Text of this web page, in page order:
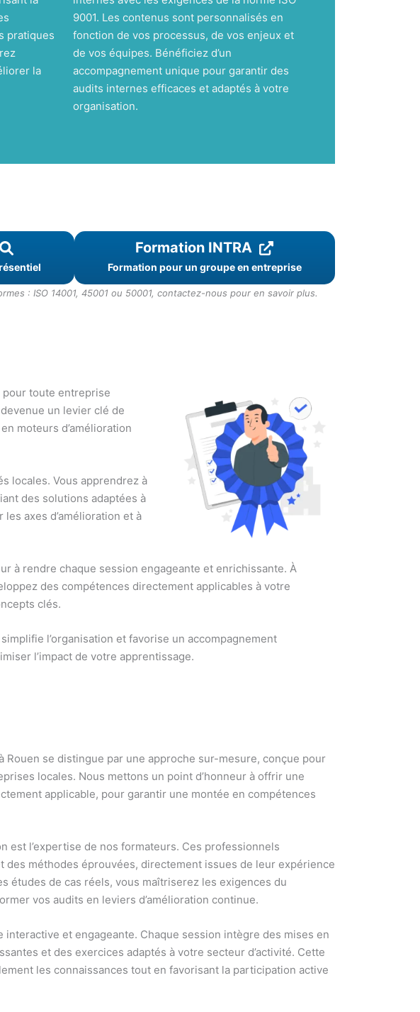
pratiques
la
9001. Les contenus sont personnalisés en
fonction de vos processus, de vos enjeux et
de vos équipes. Bénéficiez d’un
accompagnement unique pour garantir des
audits internes efficaces et adaptés à votre
organisation.
Formation INTRA
Formation pour un groupe en entreprise
: ISO 14001, 45001 ou 50001, contactez-nous pour en savoir plus.
toute entreprise
un levier clé de
moteurs d’amélioration
locales. Vous apprendrez à
des solutions adaptées à
axes d’amélioration et à
à rendre chaque session engageante et enrichissante. À
des compétences directement applicables à votre
clés.
l’organisation et favorise un accompagnement
l’impact de votre apprentissage.
à Rouen se distingue par une approche sur-mesure, conçue pour
locales. Nous mettons un point d’honneur à offrir une
applicable, pour garantir une montée en compétences
est l’expertise de nos formateurs. Ces professionnels
méthodes éprouvées, directement issues de leur expérience
études de cas réels, vous maîtriserez les exigences du
vos audits en leviers d’amélioration continue.
et engageante. Chaque session intègre des mises en
et des exercices adaptés à votre secteur d’activité. Cette
les connaissances tout en favorisant la participation active